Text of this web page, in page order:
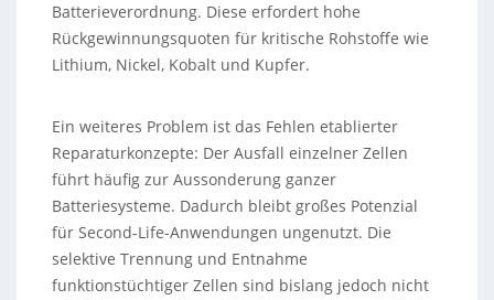
Batterieverordnung. Diese erfordert hohe
Rückgewinnungsquoten für kritische Rohstoffe wie
Lithium, Nickel, Kobalt und Kupfer.
Ein weiteres Problem ist das Fehlen etablierter
Reparaturkonzepte: Der Ausfall einzelner Zellen
führt häufig zur Aussonderung ganzer
Batteriesysteme. Dadurch bleibt großes Potenzial
für Second-Life-Anwendungen ungenutzt. Die
selektive Trennung und Entnahme
funktionstüchtiger Zellen sind bislang jedoch nicht